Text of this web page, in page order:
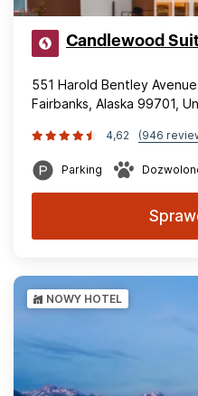
Candlewood
551 Harold Bentley Avenue
Fairbanks, Alaska 99701,
4,62 (946
Parking
NOWY HOTEL